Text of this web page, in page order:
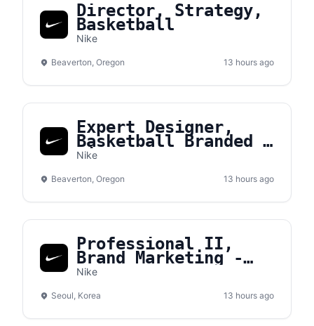
Director, Strategy,
Basketball
Nike
Beaverton, Oregon 13 hours ago
Expert Designer,
Basketball Branded &
Signature Apparel
Nike
Beaverton, Oregon 13 hours ago
Professional II,
Brand Marketing -
Converse
Nike
Seoul, Korea 13 hours ago